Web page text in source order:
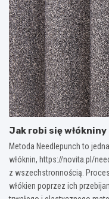
Jak robi się
Metoda Needlepunch to
włóknin, https://novita.pl/
z wszechstronnością.
włókien poprzez ich